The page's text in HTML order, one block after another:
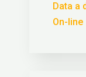
Data a
On-line